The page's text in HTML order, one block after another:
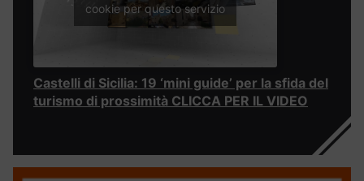
cookie per questo servizio
Castelli di Sicilia: 19 ‘mini guide’ per la sfida del
turismo di prossimità CLICCA PER IL VIDEO